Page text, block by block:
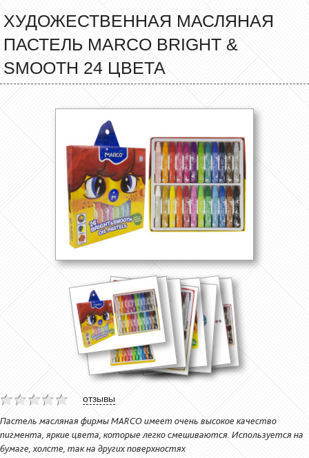
ХУДОЖЕСТВЕННАЯ МАСЛЯНАЯ
ПАСТЕЛЬ MARCO BRIGHT &
SMOOTH 24 ЦВЕТА
отзывы
Пастель масляная фирмы MARCO имеет очень высокое качество
пигмента, яркие цвета, которые легко смешиваются. Используется на
бумаге, холсте, так на других поверхностях